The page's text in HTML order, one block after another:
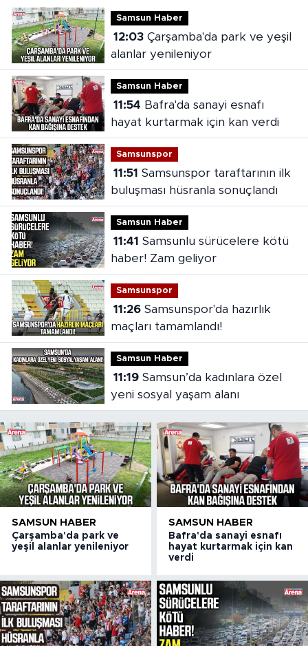
Samsun Haber
12:03Çarşamba'da park ve yeşil
alanlar yenileniyor
Samsun Haber
11:54
hayat kurtarmak için kan verdi
Samsunspor
11:51
buluşması hüsranla sonuçlandı
Samsun Haber
11:41
haber! Zam geliyor
Samsunspor
11:26Samsunspor'da hazırlık
maçları tamamlandı!
Samsun Haber
11:19Samsun’da kadınlara özel
yeni sosyal yaşam alanı
SAMSUN HABER
Çarşamba'da park ve
yeşil alanlar yenileniyor
SAMSUN HABER
Bafra'da sanayi esnafı
hayat kurtarmak için kan
verdi